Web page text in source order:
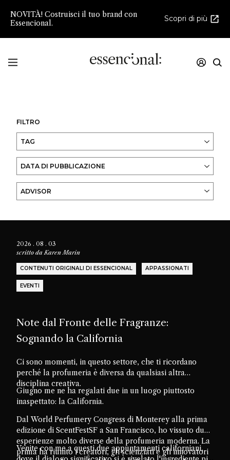
NOVITÀ! Costruisci il tuo brand con
Essencional.
Scopri di più
Innovazione e creatività nello sviluppo della
FILTRO
TAG
DATA DI PUBBLICAZIONE
ADVISOR
2026 . 08 . 03
scritto daKaren Marin
CONTENUTI ORIGINALI DI ESSENCIONAL APPASSIONATI
EVENTI
Note dal Fronte delle Fragranze:
Sognando la California
Ci sono momenti, in questo settore, che ti ricordano
perché la profumeria è diversa da qualsiasi altra
disciplina creativa.
Giugno me ne ha regalati due in un luogo piuttosto
inaspettato: la California.
Dal World Perfumery Congress di Monterey alla prima
edizione di ScentFestSF a San Francisco, ho vissuto due
esperienze molto diverse della profumeria moderna. La
prima ha riunito i creatori, gli scienziati e gli innovatori
Venite con me a questi due appuntamenti californiani,